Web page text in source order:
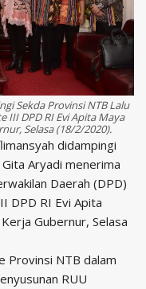
Sekda Provinsi NTB Lalu
III DPD RI Evi Apita Maya
Selasa (18/2/2020).
didampingi
Aryadi menerima
Daerah (DPD)
DPD RI Evi Apita
Gubernur, Selasa
Provinsi NTB dalam
RUU